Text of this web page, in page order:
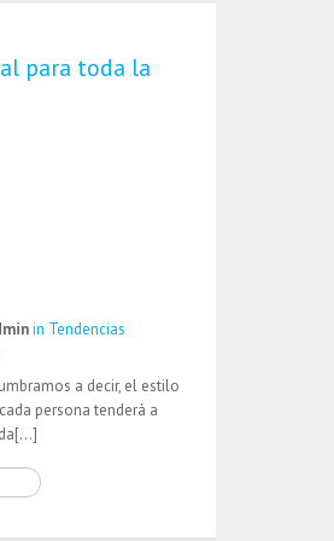
para toda la
in Tendencias
a decir, el estilo
persona tenderá a